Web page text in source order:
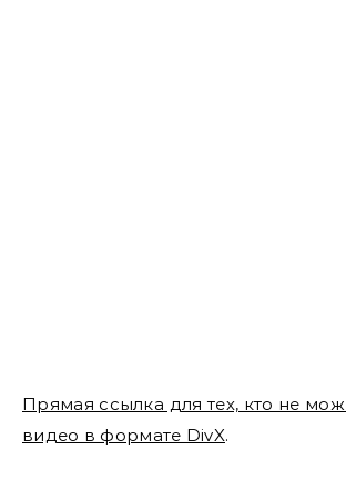
Прямая ссылка для тех, кто не
видео в формате DivX.